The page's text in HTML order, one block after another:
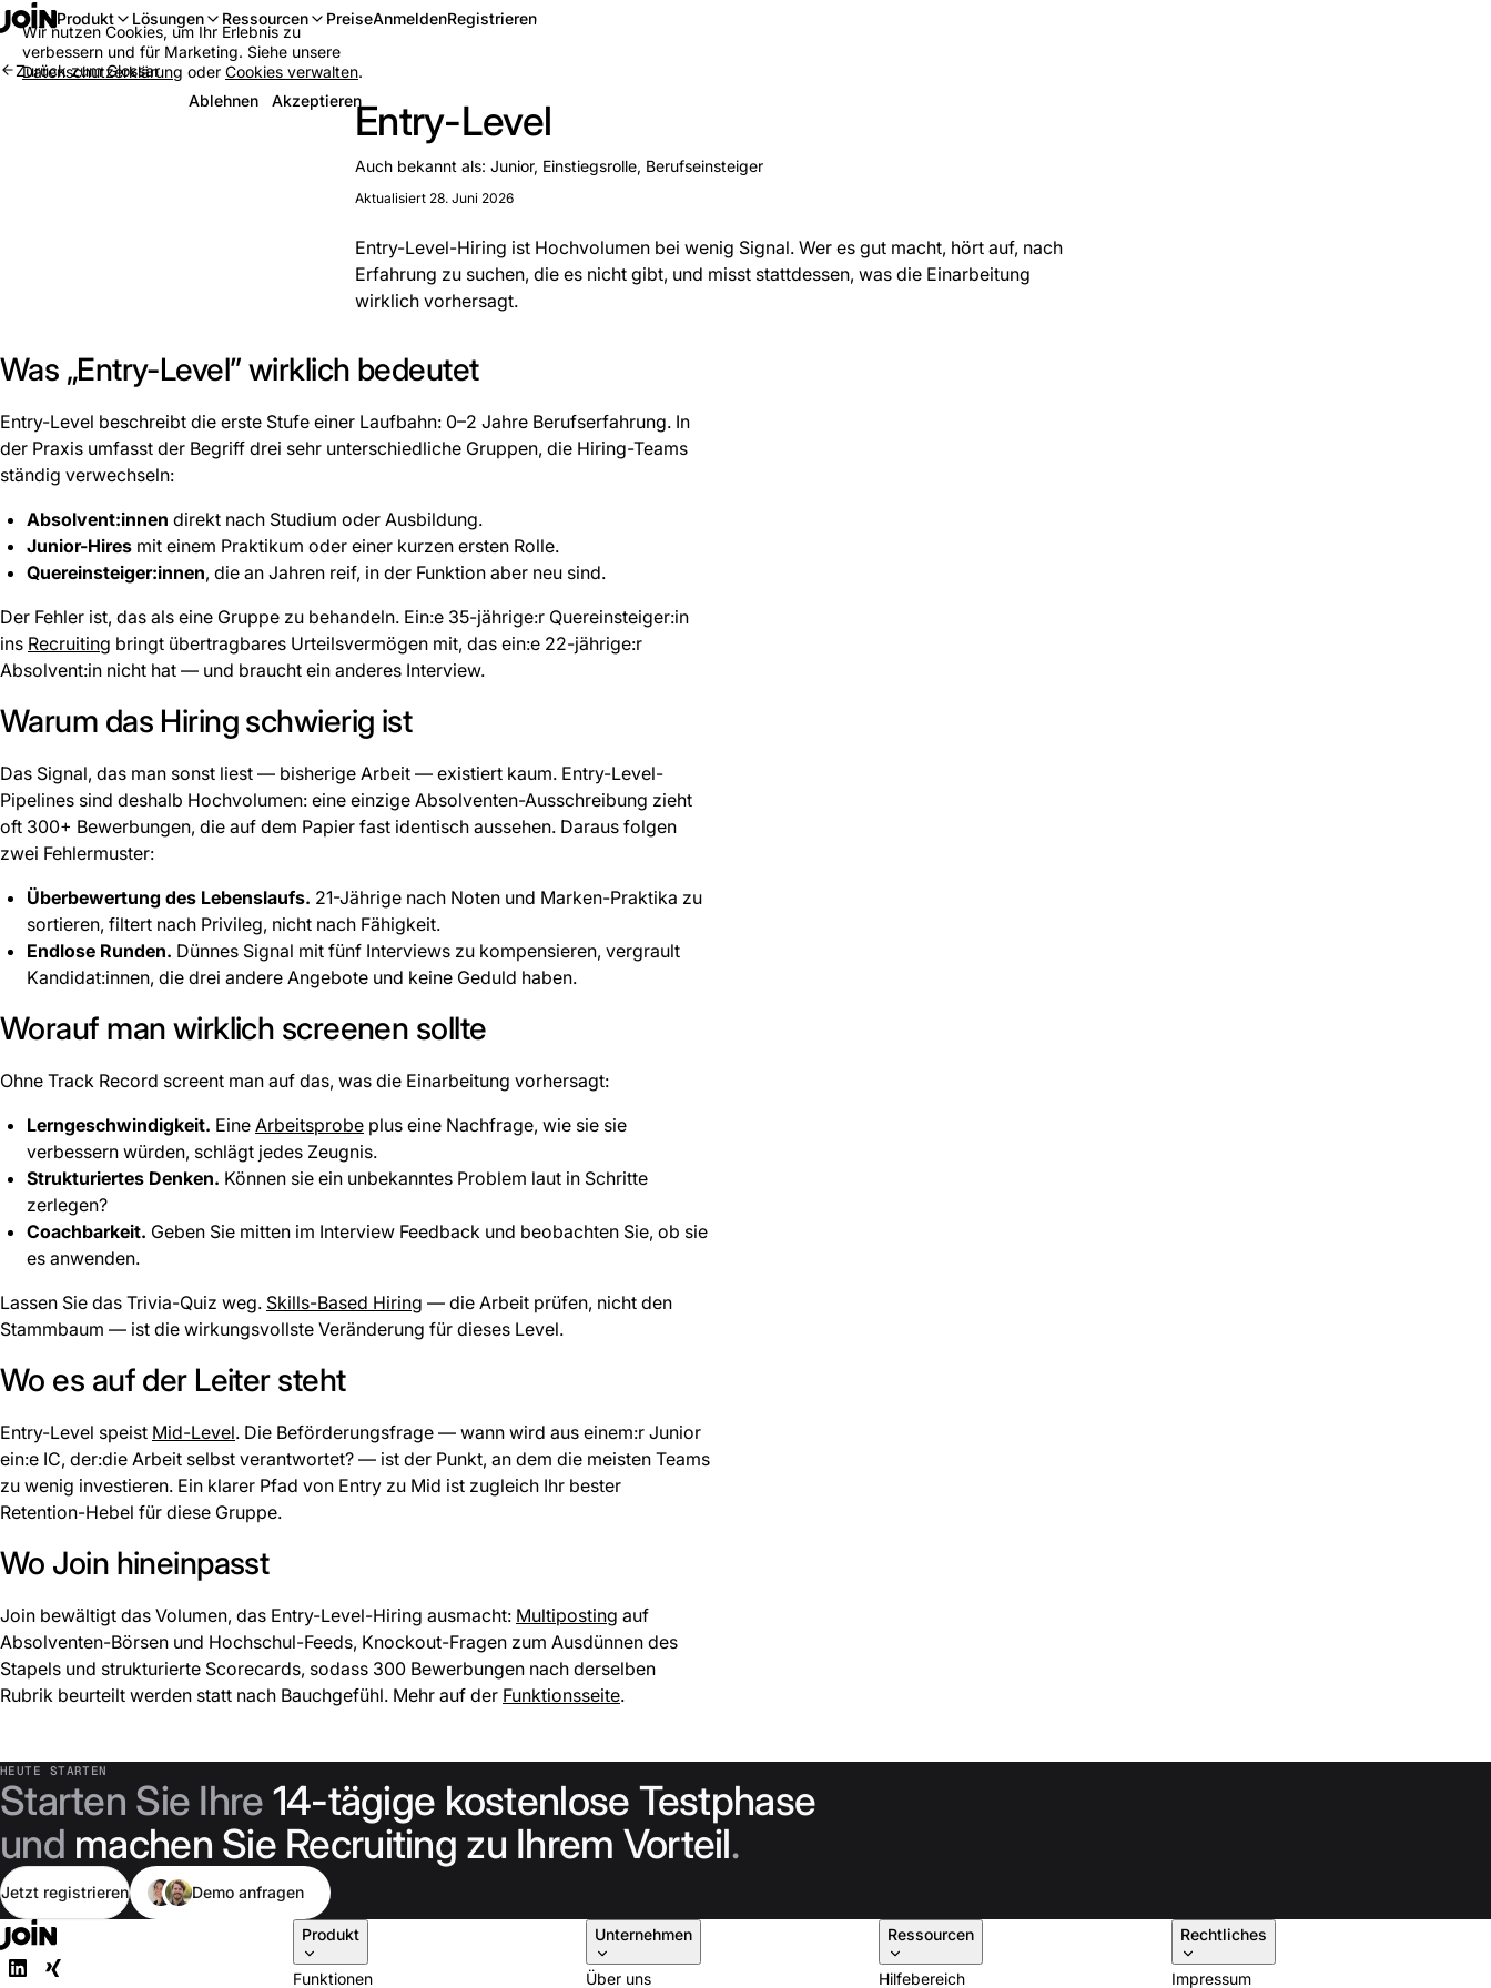
Produkt Lösungen Ressourcen PreiseAnmeldenRegistrieren
Zurück zum Glossar
Entry-Level
Auch bekannt als: Junior, Einstiegsrolle, Berufseinsteiger
Aktualisiert 28. Juni 2026
Entry-Level-Hiring ist Hochvolumen bei wenig Signal. Wer es gut macht, hört auf, nach
Erfahrung zu suchen, die es nicht gibt, und misst stattdessen, was die Einarbeitung
wirklich vorhersagt.
Was „Entry-Level” wirklich bedeutet
Entry-Level beschreibt die erste Stufe einer Laufbahn: 0–2 Jahre Berufserfahrung. In
der Praxis umfasst der Begriff drei sehr unterschiedliche Gruppen, die Hiring-Teams
ständig verwechseln:
Absolvent:innen direkt nach Studium oder Ausbildung.
Junior-Hires mit einem Praktikum oder einer kurzen ersten Rolle.
Quereinsteiger:innen, die an Jahren reif, in der Funktion aber neu sind.
Der Fehler ist, das als eine Gruppe zu behandeln. Ein:e 35-jährige:r Quereinsteiger:in
ins Recruiting bringt übertragbares Urteilsvermögen mit, das ein:e 22-jährige:r
Absolvent:in nicht hat — und braucht ein anderes Interview.
Warum das Hiring schwierig ist
Das Signal, das man sonst liest — bisherige Arbeit — existiert kaum. Entry-Level-
Pipelines sind deshalb Hochvolumen: eine einzige Absolventen-Ausschreibung zieht
oft 300+ Bewerbungen, die auf dem Papier fast identisch aussehen. Daraus folgen
zwei Fehlermuster:
Überbewertung des Lebenslaufs. 21-Jährige nach Noten und Marken-Praktika zu
sortieren, filtert nach Privileg, nicht nach Fähigkeit.
Endlose Runden. Dünnes Signal mit fünf Interviews zu kompensieren, vergrault
Kandidat:innen, die drei andere Angebote und keine Geduld haben.
Worauf man wirklich screenen sollte
Ohne Track Record screent man auf das, was die Einarbeitung vorhersagt:
Lerngeschwindigkeit. Eine Arbeitsprobe plus eine Nachfrage, wie sie sie
verbessern würden, schlägt jedes Zeugnis.
Strukturiertes Denken. Können sie ein unbekanntes Problem laut in Schritte
zerlegen?
Coachbarkeit. Geben Sie mitten im Interview Feedback und beobachten Sie, ob sie
es anwenden.
Lassen Sie das Trivia-Quiz weg. Skills-Based Hiring — die Arbeit prüfen, nicht den
Stammbaum — ist die wirkungsvollste Veränderung für dieses Level.
Wo es auf der Leiter steht
Entry-Level speist Mid-Level. Die Beförderungsfrage — wann wird aus einem:r Junior
ein:e IC, der:die Arbeit selbst verantwortet? — ist der Punkt, an dem die meisten Teams
zu wenig investieren. Ein klarer Pfad von Entry zu Mid ist zugleich Ihr bester
Retention-Hebel für diese Gruppe.
Wo Join hineinpasst
Join bewältigt das Volumen, das Entry-Level-Hiring ausmacht: Multiposting auf
Absolventen-Börsen und Hochschul-Feeds, Knockout-Fragen zum Ausdünnen des
Stapels und strukturierte Scorecards, sodass 300 Bewerbungen nach derselben
Rubrik beurteilt werden statt nach Bauchgefühl. Mehr auf der Funktionsseite.
HEUTE STARTEN
Starten Sie Ihre 14-tägige kostenlose Testphase
und machen Sie Recruiting zu Ihrem Vorteil.
Jetzt registrieren Demo anfragen
Produkt
Funktionen
Unternehmen
Über uns
Ressourcen
Hilfebereich
Rechtliches
Impressum
Wir nutzen Cookies, um Ihr Erlebnis zu
verbessern und für Marketing. Siehe unsere
Datenschutzerklärung oder Cookies verwalten.
Ablehnen
Akzeptieren